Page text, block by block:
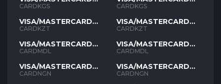
KGS
CARDKGS
VISA/MASTERCARD
KZT
CARDKZT
VISA/MASTERCARD
MDL
CARDMDL
VISA/MASTERCARD
NGN
CARDNGN
KGS
CARDKGS
VISA/MASTERCARD
KZT
CARDKZT
VISA/MASTERCARD
MDL
CARDMDL
VISA/MASTERCARD
NGN
CARDNGN